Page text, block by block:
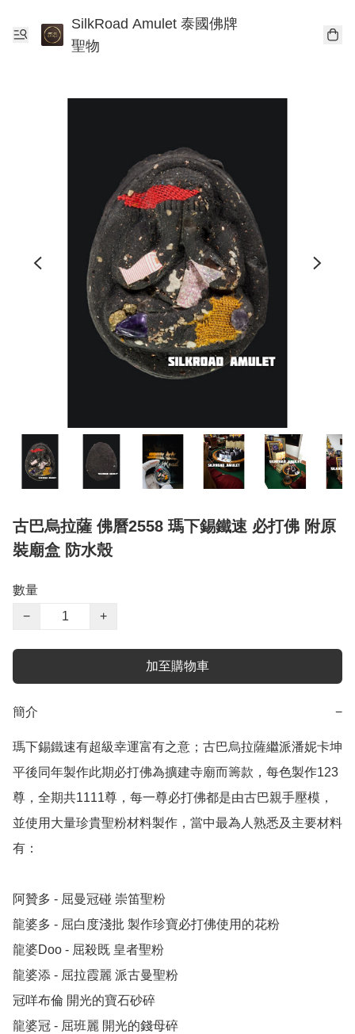
SilkRoad Amulet 泰國佛牌
聖物
古巴烏拉薩 佛曆2558 瑪下錫鐵速 必打佛 附原
裝廟盒 防水殼
數量
−
+
加至購物車
簡介 −
瑪下錫鐵速有超級幸運富有之意；古巴烏拉薩繼派潘妮卡坤
平後同年製作此期必打佛為擴建寺廟而籌款，每色製作123
尊，全期共1111尊，每一尊必打佛都是由古巴親手壓模，
並使用大量珍貴聖粉材料製作，當中最為人熟悉及主要材料
有：
阿贊多 - 屈曼冠碰 崇笛聖粉
龍婆多 - 屈白度淺批 製作珍寶必打佛使用的花粉
龍婆Doo - 屈殺既 皇者聖粉
龍婆添 - 屈拉霞麗 派古曼聖粉
冠咩布倫 開光的寶石砂碎
龍婆冠 - 屈班麗 開光的錢母碎